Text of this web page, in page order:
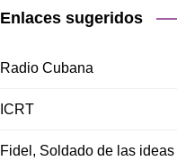
Enlaces sugeridos
Radio Cubana
ICRT
Fidel, Soldado de las ideas